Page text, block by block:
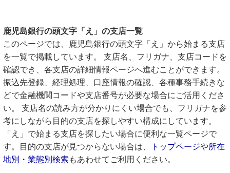
鹿児島銀行の頭文字「え」の支店一覧
このページでは、鹿児島銀行の頭文字「え」から始まる支店
を一覧で掲載しています。 支店名、フリガナ、支店コードを
確認でき、各支店の詳細情報ページへ進むことができます。
振込先登録、経理処理、口座情報の確認、各種事務手続きな
どで金融機関コードや支店番号が必要な場合にご活用くださ
い。 支店名の読み方が分かりにくい場合でも、フリガナを参
考にしながら目的の支店を探しやすい構成にしています。
「え」で始まる支店を探したい場合に便利な一覧ページで
す。目的の支店が見つからない場合は、
トップページや所在
地別・業態別検索 もあわせてご利用ください。